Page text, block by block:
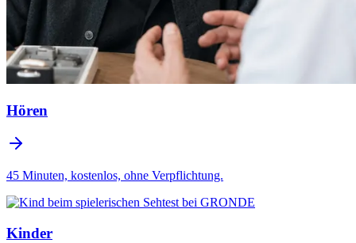
Hören
45 Minuten, kostenlos, ohne Verpflichtung.
Kinder